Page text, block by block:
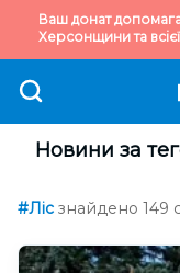
Ваш донат
Херсонщини та
Новини за
#Ліс знайдено 149